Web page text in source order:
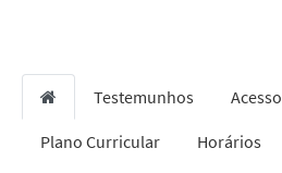
Testemunhos Acesso
Plano Curricular Horários